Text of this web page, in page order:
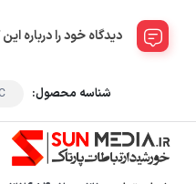
دیدگاه خود را درباره
شناسه محصول: